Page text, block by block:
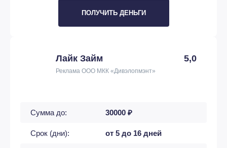
ПОЛУЧИТЬ ДЕНЬГИ
Лайк Займ 5,0
Реклама ООО МКК «Дивэлопмэнт»
Сумма до: 30000 ₽
Срок (дни): от 5 до 16 дней